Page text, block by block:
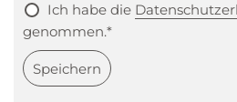
Ich habe die
genommen.*
Speichern